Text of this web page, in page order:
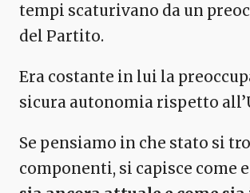
tempi scaturivano da un
del Partito.
Era costante in lui la
sicura autonomia rispetto
Se pensiamo in che stato si
componenti, si capisce come